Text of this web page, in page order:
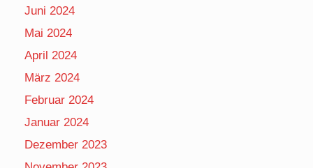
Juni 2024
Mai 2024
April 2024
März 2024
Februar 2024
Januar 2024
Dezember 2023